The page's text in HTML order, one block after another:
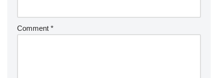
Comment *